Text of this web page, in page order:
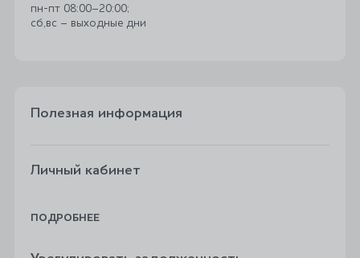
пн-пт 08:00–20:00;
сб,вс – выходные дни
Полезная информация
Личный кабинет
ПОДРОБНЕЕ